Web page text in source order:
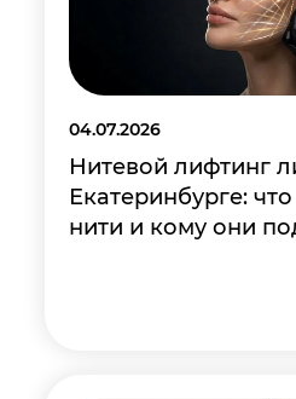
04.07.2026
Нитевой лифтинг
Екатеринбурге:
нити и кому они